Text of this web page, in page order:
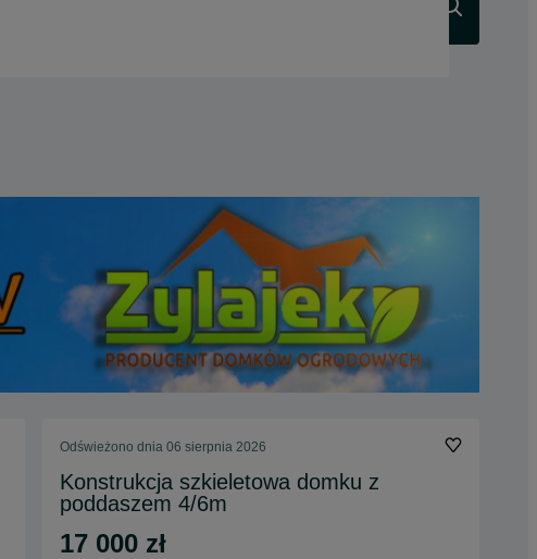
Odświeżono dnia 06 sierpnia 2026
Konstrukcja szkieletowa domku z
poddaszem 4/6m
17 000 zł